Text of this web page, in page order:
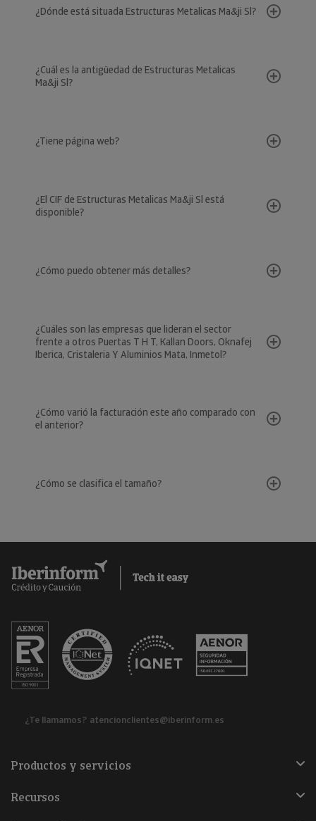
¿Dónde está situada Estructuras Metalicas Ma&ji Sl?
¿Cuál es la antigüedad de Estructuras Metalicas
Ma&ji Sl?
¿Tiene página web?
¿El CIF de Estructuras Metalicas Ma&ji Sl está
disponible?
¿Cómo puedo obtener más detalles?
¿Cuáles son las empresas que lideran el sector
frente a otros Puertas T H T, Kallan Doors, Oknafej
Iberica, Cristaleria Y Aluminios Mata, Inmetol?
¿Cómo varió la facturación este año comparado con
el anterior?
¿Cómo se clasifica el tamaño?
¿Te llamamos? atencionclientes@iberinform.es
Productos y servicios
Recursos